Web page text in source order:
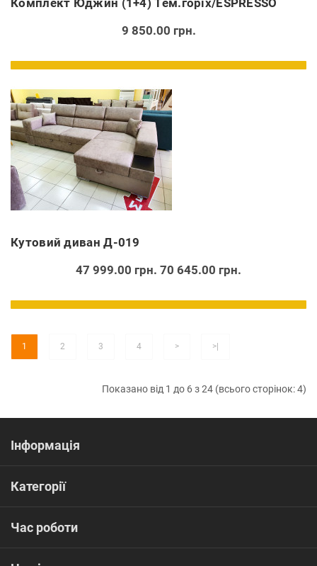
Комплект Юджин (1+4) Тем.горіх/ESPRESSO
9 850.00 грн.
Кутовий диван Д-019
47 999.00 грн. 70 645.00 грн.
1 2 3 4 > >|
Показано від 1 до 6 з 24 (всього сторінок: 4)
Інформація
Категорії
Час роботи